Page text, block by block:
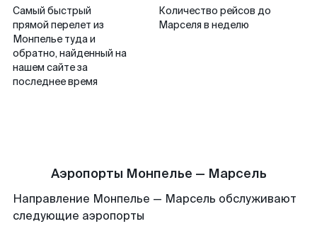
Самый быстрый
прямой перелет из
Монпелье туда и
обратно, найденный на
нашем сайте за
последнее время
Количество рейсов до
Марселя в неделю
Аэропорты Монпелье — Марсель
Направление Монпелье — Марсель обслуживают
следующие аэропорты